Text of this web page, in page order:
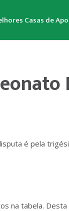
Casas de
é pela
na tabela. Desta